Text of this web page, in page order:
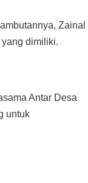
Zainal
dimiliki.
Antar Desa
untuk